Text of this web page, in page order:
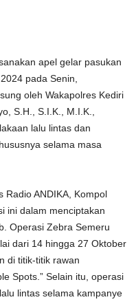
apel gelar pasukan
pada Senin,
oleh Wakapolres Kediri
S.H., S.I.K., M.I.K.,
lalu lintas dan
selama masa
Radio ANDIKA, Kompol
ini dalam menciptakan
Operasi Zebra Semeru
dari 14 hingga 27 Oktober
di titik-titik rawan
Spots.” Selain itu, operasi
lintas selama kampanye